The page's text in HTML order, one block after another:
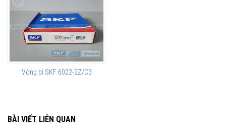
Vòng bi SKF 6022-2Z/C3
BÀI VIẾT LIÊN QUAN